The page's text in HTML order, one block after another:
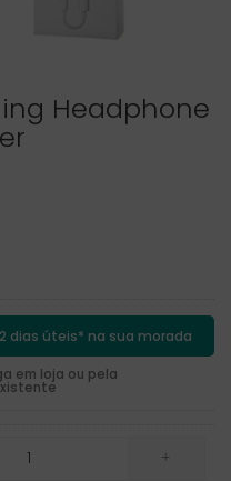
Headphone
dias úteis* na sua morada
em loja ou pela